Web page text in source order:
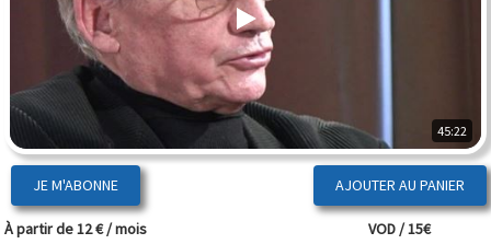
45:22
JE M'ABONNE
À partir de 12 € / mois VOD / 15€